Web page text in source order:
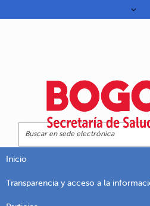
Inicio
Transparencia y acceso a la